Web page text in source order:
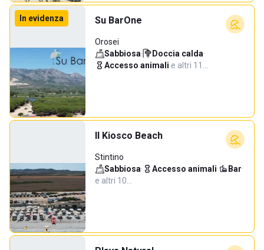
In evidenza Su BarOne
Orosei
Sabbiosa· Doccia calda·
Accesso animali·e altri 11…
Il Kiosco Beach
Stintino
Sabbiosa· Accesso animali· Bar·
e altri 10…